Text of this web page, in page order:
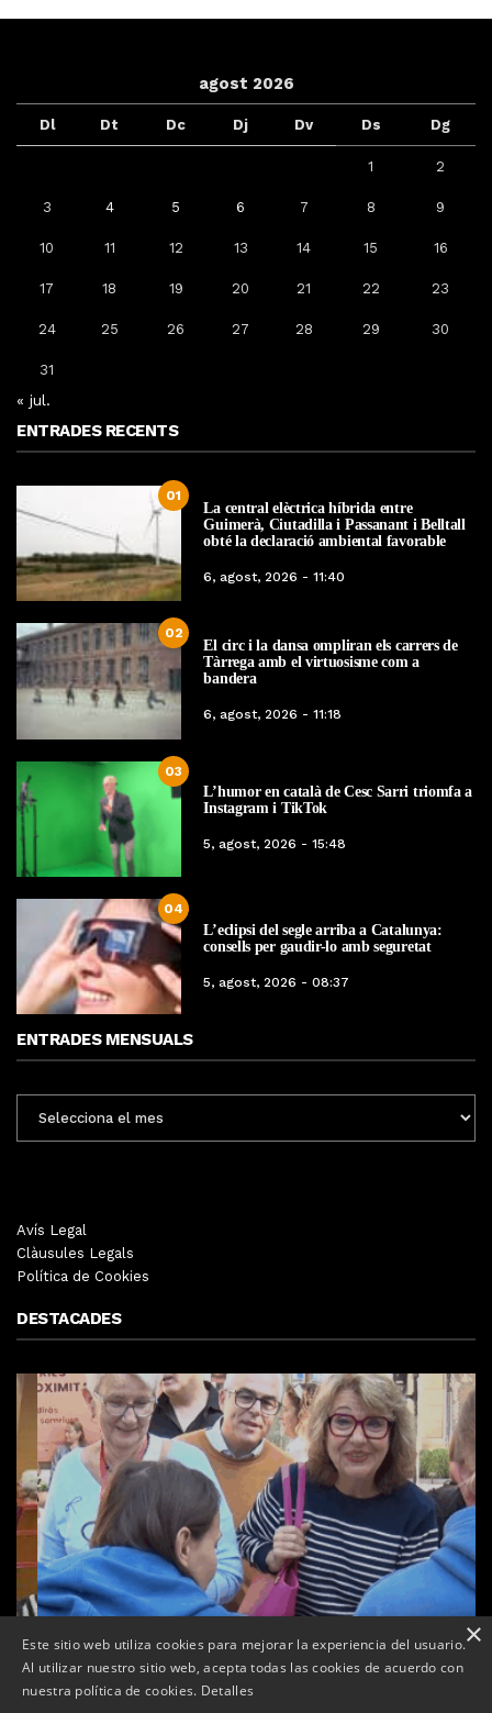
agost 2026
Dl Dt Dc Dj Dv Ds Dg
1 2
3 4 5 6 7 8 9
10 11 12 13 14 15 16
17 18 19 20 21 22 23
24 25 26 27 28 29 30
31
« jul.
ENTRADES RECENTS
01
La central elèctrica híbrida entre
Guimerà, Ciutadilla i Passanant i Belltall
obté la declaració ambiental favorable
6, agost, 2026 - 11:40
02
El circ i la dansa ompliran els carrers de
Tàrrega amb el virtuosisme com a
bandera
6, agost, 2026 - 11:18
03
L’humor en català de Cesc Sarri triomfa a
Instagram i TikTok
5, agost, 2026 - 15:48
04
L’eclipsi del segle arriba a Catalunya:
consells per gaudir-lo amb seguretat
5, agost, 2026 - 08:37
ENTRADES MENSUALS
MENSUALS
Avís Legal
Clàusules Legals
Política de Cookies
DESTACADES
×
Este sitio web utiliza cookies para mejorar la experiencia del usuario.
Al utilizar nuestro sitio web, acepta todas las cookies de acuerdo con
nuestra política de cookies. Detalles